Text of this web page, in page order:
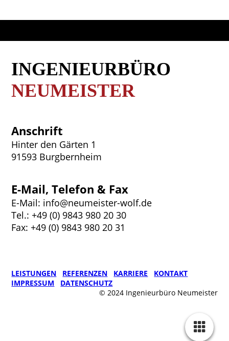
INGENIEURBÜRO
NEUMEISTER
Anschrift
Hinter den Gärten 1
91593 Burgbernheim
E-Mail, Telefon & Fax
E-Mail: info@neumeister-wolf.de
Tel.: +49 (0) 9843 980 20 30
Fax: +49 (0) 9843 980 20 31
LEISTUNGEN REFERENZEN KARRIERE
KONTAKT
IMPRESSUM
DATENSCHUTZ
© 2024 Ingenieurbüro Neumeister